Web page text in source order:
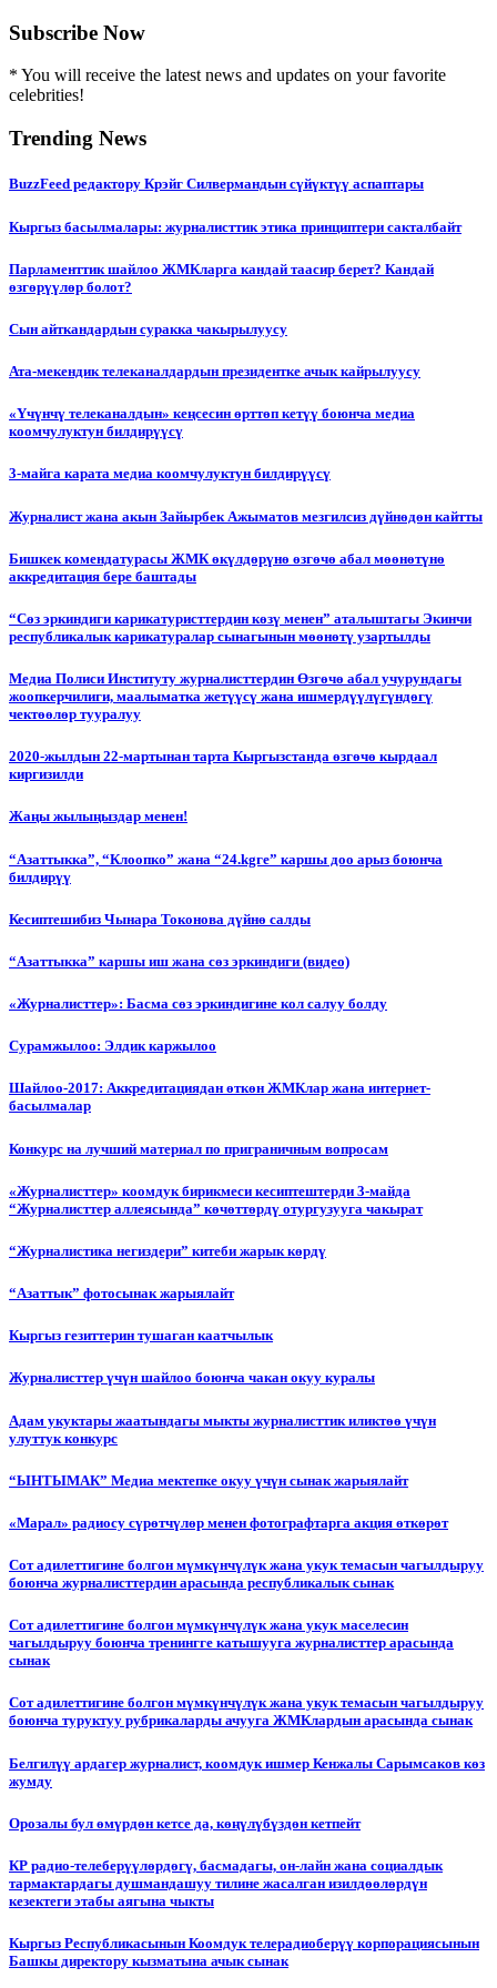
Subscribe Now
* You will receive the latest news and updates on your favorite
celebrities!
Trending News
BuzzFeed редактору Крэйг Силвермандын сүйүктүү аспаптары
Кыргыз басылмалары: журналисттик этика принциптери сакталбайт
Парламенттик шайлоо ЖМКларга кандай таасир берет? Кандай
өзгөрүүлөр болот?
Сын айткандардын суракка чакырылуусу
Ата-мекендик телеканалдардын президентке ачык кайрылуусу
«Үчүнчү телеканалдын» кеңсесин өрттөп кетүү боюнча медиа
коомчулуктун билдирүүсү
3-майга карата медиа коомчулуктун билдирүүсү
Журналист жана акын Зайырбек Ажыматов мезгилсиз дүйнөдөн кайтты
Бишкек комендатурасы ЖМК өкүлдөрүнө өзгөчө абал мөөнөтүнө
аккредитация бере баштады
“Сөз эркиндиги карикатуристтердин көзү менен” аталыштагы Экинчи
республикалык карикатуралар сынагынын мөөнөтү узартылды
Медиа Полиси Институту журналисттердин Өзгөчө абал учурундагы
жоопкерчилиги, маалыматка жетүүсү жана ишмердүүлүгүндөгү
чектөөлөр тууралуу
2020-жылдын 22-мартынан тарта Кыргызстанда өзгөчө кырдаал
киргизилди
Жаңы жылыңыздар менен!
“Азаттыкка”, “Клоопко” жана “24.kgге” каршы доо арыз боюнча
билдирүү
Кесиптешибиз Чынара Токонова дүйнө салды
“Азаттыкка” каршы иш жана сөз эркиндиги (видео)
«Журналисттер»: Басма сөз эркиндигине кол салуу болду
Сурамжылоо: Элдик каржылоо
Шайлоо-2017: Аккредитациядан өткөн ЖМКлар жана интернет-
басылмалар
Конкурс на лучший материал по приграничным вопросам
«Журналисттер» коомдук бирикмеси кесиптештерди 3-майда
“Журналисттер аллеясында” көчөттөрдү отургузууга чакырат
“Журналистика негиздери” китеби жарык көрдү
“Азаттык” фотосынак жарыялайт
Кыргыз гезиттерин тушаган каатчылык
Журналисттер үчүн шайлоо боюнча чакан окуу куралы
Адам укуктары жаатындагы мыкты журналисттик иликтөө үчүн
улуттук конкурс
“ЫНТЫМАК” Медиа мектепке окуу үчүн сынак жарыялайт
«Марал» радиосу сүрөтчүлөр менен фотографтарга акция өткөрөт
Сот адилеттигине болгон мүмкүнчүлүк жана укук темасын чагылдыруу
боюнча журналисттердин арасында республикалык сынак
Сот адилеттигине болгон мүмкүнчүлүк жана укук маселесин
чагылдыруу боюнча тренингге катышууга журналисттер арасында
сынак
Сот адилеттигине болгон мүмкүнчүлүк жана укук темасын чагылдыруу
боюнча туруктуу рубрикаларды ачууга ЖМКлардын арасында сынак
Белгилүү ардагер журналист, коомдук ишмер Кенжалы Сарымсаков көз
жумду
Орозалы бул өмүрдөн кетсе да, көңүлүбүздөн кетпейт
КР радио-телеберүүлөрдөгү, басмадагы, он-лайн жана социалдык
тармактардагы душмандашуу тилине жасалган изилдөөлөрдүн
кезектеги этабы аягына чыкты
Кыргыз Республикасынын Коомдук телерадиоберүү корпорациясынын
Башкы директору кызматына ачык сынак